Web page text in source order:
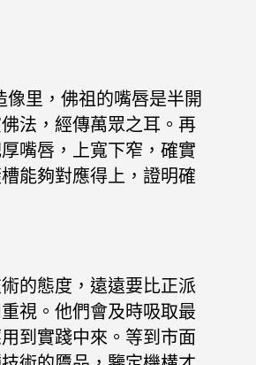
像里，佛祖的嘴唇是半開
法，經傳萬眾之耳。再
嘴唇，上寬下窄，確實
能夠對應得上，證明確
的態度，遠遠要比正派
視。他們會及時吸取最
到實踐中來。等到市面